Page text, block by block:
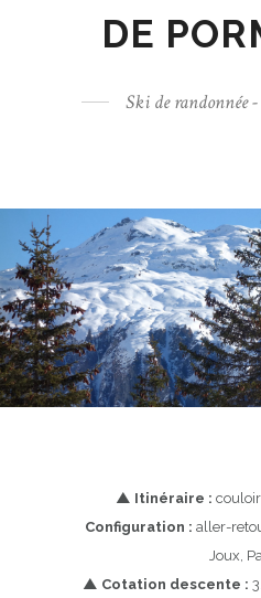
DE
Ski de randonnée
▲ Itinéraire :
Configuration : aller-
Joux,
▲ Cotation descente :